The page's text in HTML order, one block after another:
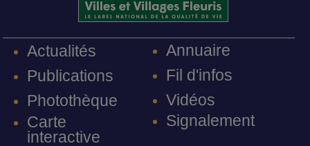
Actualités
Publications
Photothèque
Carte
interactive
Annuaire
Fil d'infos
Vidéos
Signalement